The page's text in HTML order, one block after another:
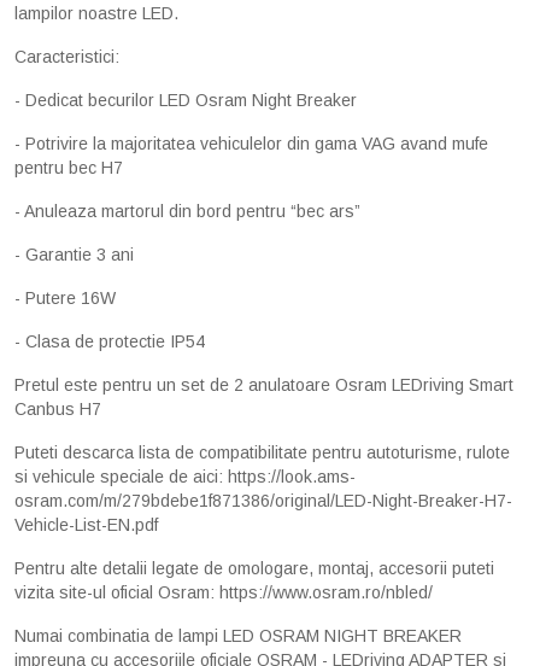
lampilor noastre LED.
Caracteristici:
- Dedicat becurilor LED Osram Night Breaker
- Potrivire la majoritatea vehiculelor din gama VAG avand mufe
pentru bec H7
- Anuleaza martorul din bord pentru “bec ars”
- Garantie 3 ani
- Putere 16W
- Clasa de protectie IP54
Pretul este pentru un set de 2 anulatoare Osram LEDriving Smart
Canbus H7
Puteti descarca lista de compatibilitate pentru autoturisme, rulote
si vehicule speciale de aici: https://look.ams-
osram.com/m/279bdebe1f871386/original/LED-Night-Breaker-H7-
Vehicle-List-EN.pdf
Pentru alte detalii legate de omologare, montaj, accesorii puteti
vizita site-ul oficial Osram: https://www.osram.ro/nbled/
Numai combinatia de lampi LED OSRAM NIGHT BREAKER
impreuna cu accesoriile oficiale OSRAM - LEDriving ADAPTER si